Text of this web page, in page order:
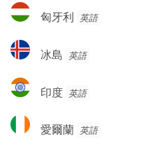
匈
牙
匈牙利 英語
冰
島
冰島 英語
印
度
印度 英語
愛
爾
愛爾蘭 英語